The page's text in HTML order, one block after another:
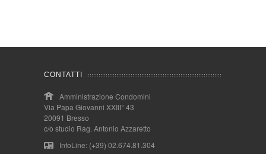
CONTATTI
Amministrazione Condomini
Via Papa Giovanni XXIII° 43
20091 Bresso
c/o studio Rag. Antonio Azzaretto
InfoLine: (+39) 02.674.81.304